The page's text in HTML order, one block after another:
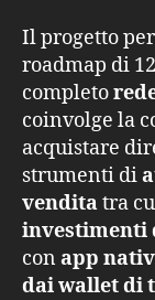
Il progetto
roadmap di
completo
coinvolge la
acquistare
strumenti di
venditatra
investimenti
con app
dai wallet di